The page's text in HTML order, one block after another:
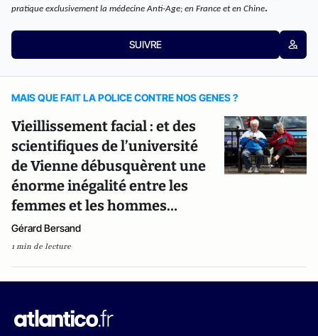
pratique exclusivement la médecine Anti-Age; en France et en Chine.
SUIVRE
MAIS QUE FAIT LA POLICE CONTRE NOS GENES ?
Vieillissement facial : et des
scientifiques de l’université
de Vienne débusquèrent une
énorme inégalité entre les
femmes et les hommes…
Gérard Bersand
1 min de lecture